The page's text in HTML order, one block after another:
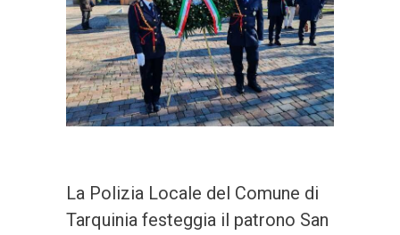
La Polizia Locale del Comune di
Tarquinia festeggia il patrono San